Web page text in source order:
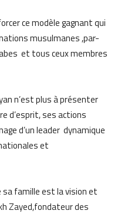
ce modèle gagnant qui
musulmanes ,par-
et tous ceux membres
n’est plus à présenter
d’esprit, ses actions
d’un leader dynamique
et
sa famille est la vision et
Zayed,fondateur des